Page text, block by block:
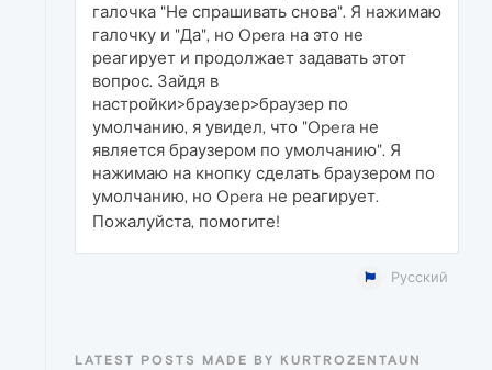
галочка "Не спрашивать снова". Я нажимаю
галочку и "Да", но Opera на это не
реагирует и продолжает задавать этот
вопрос. Зайдя в
настройки>браузер>браузер по
умолчанию, я увидел, что "Opera не
является браузером по умолчанию". Я
нажимаю на кнопку сделать браузером по
умолчанию, но Opera не реагирует.
Пожалуйста, помогите!
Русский
LATEST POSTS MADE BY KURTROZENTAUN